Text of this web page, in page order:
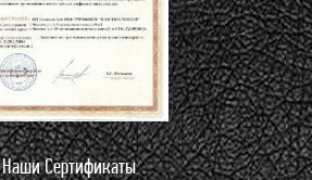
Наши Сертификаты